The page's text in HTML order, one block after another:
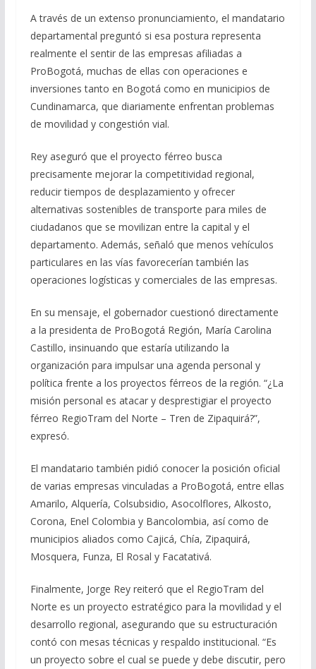
A través de un extenso pronunciamiento, el mandatario
departamental preguntó si esa postura representa
realmente el sentir de las empresas afiliadas a
ProBogotá, muchas de ellas con operaciones e
inversiones tanto en Bogotá como en municipios de
Cundinamarca, que diariamente enfrentan problemas
de movilidad y congestión vial.
Rey aseguró que el proyecto férreo busca
precisamente mejorar la competitividad regional,
reducir tiempos de desplazamiento y ofrecer
alternativas sostenibles de transporte para miles de
ciudadanos que se movilizan entre la capital y el
departamento. Además, señaló que menos vehículos
particulares en las vías favorecerían también las
operaciones logísticas y comerciales de las empresas.
En su mensaje, el gobernador cuestionó directamente
a la presidenta de ProBogotá Región, María Carolina
Castillo, insinuando que estaría utilizando la
organización para impulsar una agenda personal y
política frente a los proyectos férreos de la región. “¿La
misión personal es atacar y desprestigiar el proyecto
férreo RegioTram del Norte – Tren de Zipaquirá?”,
expresó.
El mandatario también pidió conocer la posición oficial
de varias empresas vinculadas a ProBogotá, entre ellas
Amarilo, Alquería, Colsubsidio, Asocolflores, Alkosto,
Corona, Enel Colombia y Bancolombia, así como de
municipios aliados como Cajicá, Chía, Zipaquirá,
Mosquera, Funza, El Rosal y Facatativá.
Finalmente, Jorge Rey reiteró que el RegioTram del
Norte es un proyecto estratégico para la movilidad y el
desarrollo regional, asegurando que su estructuración
contó con mesas técnicas y respaldo institucional. “Es
un proyecto sobre el cual se puede y debe discutir, pero